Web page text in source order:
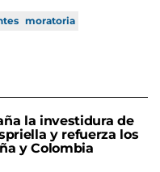
moratoria
la investidura de
y refuerza los
y Colombia